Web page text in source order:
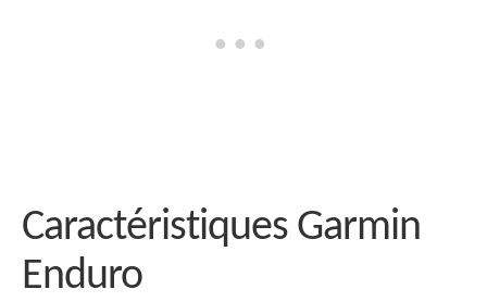
Caractéristiques Garmin
Enduro